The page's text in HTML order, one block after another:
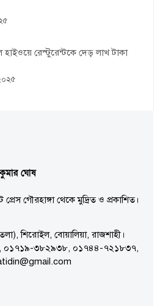
হাইওয়ে রেস্টুরেন্টকে দেড় লাখ টাকা
ঘোষ
গৌরহাঙ্গা থেকে মুদ্রিত ও প্রকাশিত।
শিরোইল, বোয়ালিয়া, রাজশাহী।
০১৭১৯-৩৮২৯৩৮, ০১৭৪৪-৭২১৮৩৭,